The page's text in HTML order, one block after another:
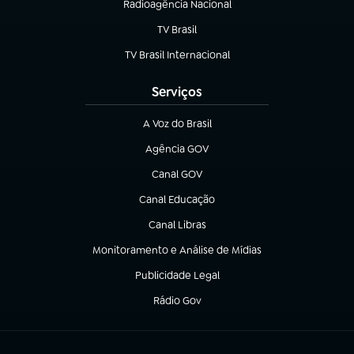
Radioagência Nacional
(abre em nova aba)
TV Brasil
(abre em nova aba)
TV Brasil Internacional
(abre em nova aba)
Serviços
A Voz do Brasil
(abre em nova aba)
Agência GOV
(abre em nova aba)
Canal GOV
(abre em nova aba)
Canal Educação
(abre em nova aba)
Canal Libras
(abre em nova aba)
Monitoramento e Análise de Mídias
(abre em nova aba)
Publicidade Legal
(abre em nova aba)
Rádio Gov
(abre em nova aba)